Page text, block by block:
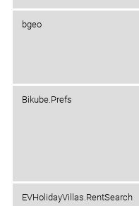
bgeo
Bikube.Prefs
EVHolidayVillas.RentSearch